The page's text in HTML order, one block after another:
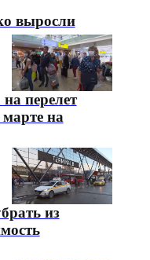
выросли
перелет
на
из